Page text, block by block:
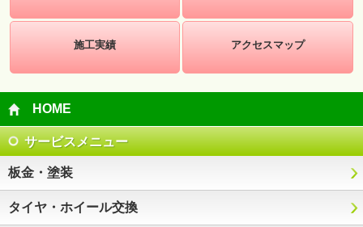
施工実績 アクセスマップ
HOME
サービスメニュー
板金・塗装
タイヤ・ホイール交換